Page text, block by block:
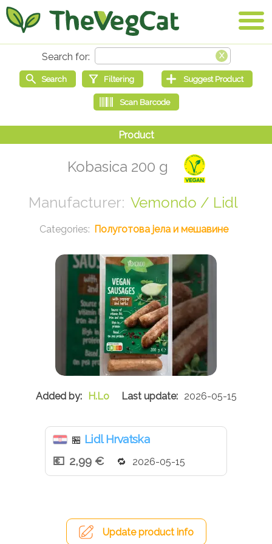
Kobasica 200 g
Vemondo / Lidl
Полуготова јела и мешавине
H.Lo 2026-05-15
🏪 Lidl Hrvatska
2,99 €
2026-05-15
Update product info